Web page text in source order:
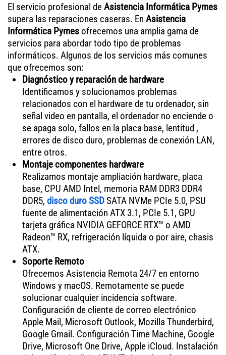
El servicio profesional deAsistencia Informática Pymes
supera las reparaciones caseras. En Asistencia
Informática Pymesofrecemos una amplia gama de
servicios para abordar todo tipo de problemas
informáticos. Algunos de los servicios más comunes
que ofrecemos son:
Diagnóstico y reparación de hardware
Identificamos y solucionamos problemas
relacionados con el hardware de tu ordenador, sin
señal video en pantalla, el ordenador no enciende o
se apaga solo, fallos en la placa base, lentitud ,
errores de disco duro, problemas de conexión LAN,
entre otros.
Montaje componentes hardware
Realizamos montaje ampliación hardware, placa
base, CPU AMD Intel, memoria RAM DDR3 DDR4
DDR5, disco duro SSDSATA NVMe PCIe 5.0, PSU
fuente de alimentación ATX 3.1, PCIe 5.1, GPU
tarjeta gráfica NVIDIA GEFORCE RTX™ o AMD
Radeon™ RX, refrigeración líquida o por aire, chasis
ATX.
Soporte Remoto
Ofrecemos Asistencia Remota 24/7 en entorno
Windows y macOS. Remotamente se puede
solucionar cualquier incidencia software.
Configuración de cliente de correo electrónico
Apple Mail, Microsoft Outlook, Mozilla Thunderbird,
Google Gmail. Configuración Time Machine, Google
Drive, Microsoft One Drive, Apple iCloud. Instalación